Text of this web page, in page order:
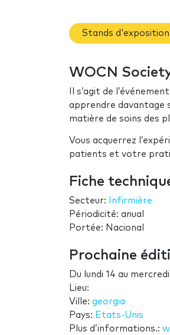
Stands
WOCN
Il s’agit de
apprendre davantage
matière de soins des
Vous acquerrez
patients et votre
Fiche
Secteur:
Infirmière
Périodicité: anual
Portée: Nacional
Prochaine
Du lundi 14 au mercredi
Lieu:
Ville: georgia
Pays: Etats-Unis
Plus d’informations.: